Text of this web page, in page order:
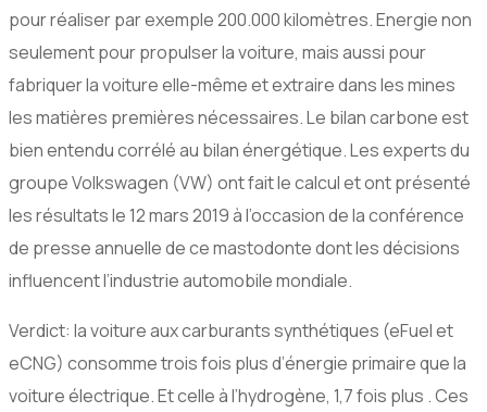
pour réaliser par exemple 200.000 kilomètres. Energie non
seulement pour propulser la voiture, mais aussi pour
fabriquer la voiture elle-même et extraire dans les mines
les matières premières nécessaires. Le bilan carbone est
bien entendu corrélé au bilan énergétique. Les experts du
groupe Volkswagen (VW) ont fait le calcul et ont présenté
les résultats le 12 mars 2019 à l’occasion de la conférence
de presse annuelle de ce mastodonte dont les décisions
influencent l’industrie automobile mondiale.
Verdict: la voiture aux carburants synthétiques (eFuel et
eCNG) consomme trois fois plus d’énergie primaire que la
voiture électrique. Et celle à l’hydrogène, 1,7 fois plus . Ces